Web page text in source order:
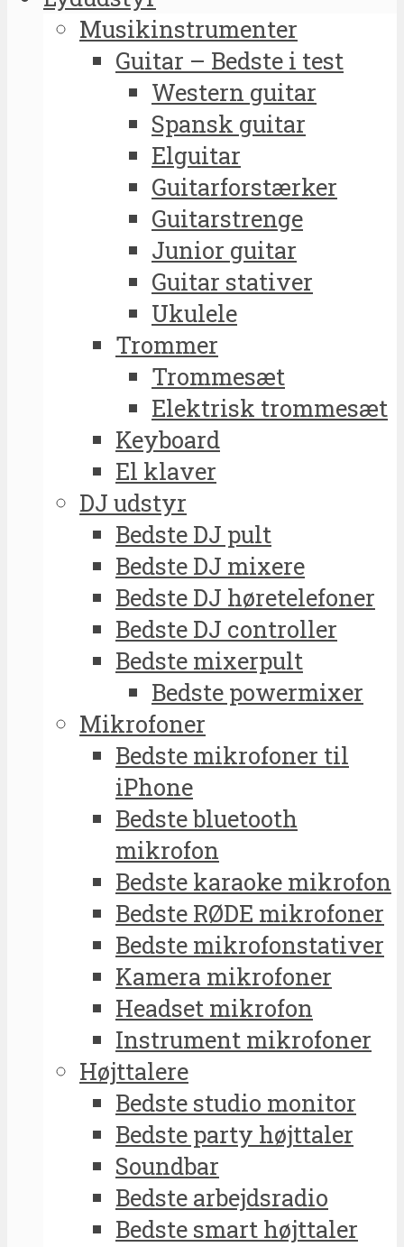
Musikinstrumenter
Guitar – Bedste i test
Western guitar
Spansk guitar
Elguitar
Guitarforstærker
Guitarstrenge
Junior guitar
Guitar stativer
Ukulele
Trommer
Trommesæt
Elektrisk trommesæt
Keyboard
El klaver
DJ udstyr
Bedste DJ pult
Bedste DJ mixere
Bedste DJ høretelefoner
Bedste DJ controller
Bedste mixerpult
Bedste powermixer
Mikrofoner
Bedste mikrofoner til
iPhone
Bedste bluetooth
mikrofon
Bedste karaoke mikrofon
Bedste RØDE mikrofoner
Bedste mikrofonstativer
Kamera mikrofoner
Headset mikrofon
Instrument mikrofoner
Højttalere
Bedste studio monitor
Bedste party højttaler
Soundbar
Bedste arbejdsradio
Bedste smart højttaler